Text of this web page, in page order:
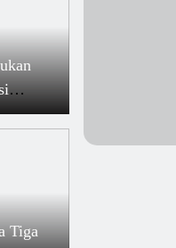
Pasar Wacanakan Lapak
Tiga